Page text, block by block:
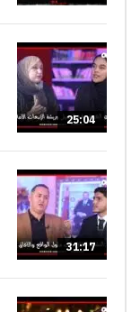
25:04
31:17